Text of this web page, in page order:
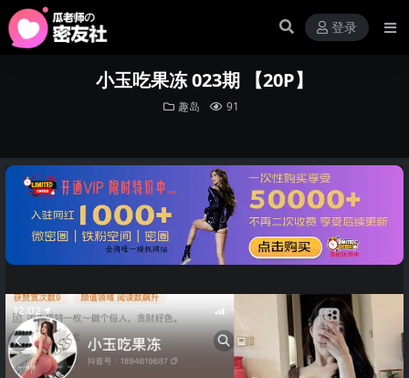
登录
小玉吃果冻 023期 【20P】
趣岛 91